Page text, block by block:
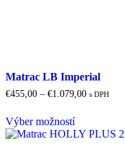
Matrac LB Imperial
€455,00 – €1.079,00Price
€1.079,00
s DPH
Výber možnostíprodukt
má